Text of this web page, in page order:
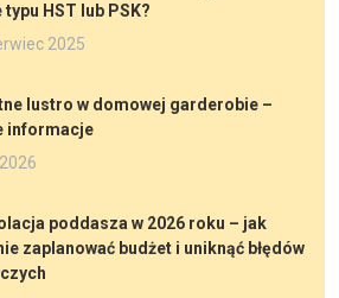
HST lub PSK?
2025
lustro w domowej garderobie –
informacje
poddasza w 2026 roku – jak
zaplanować budżet i uniknąć błędów